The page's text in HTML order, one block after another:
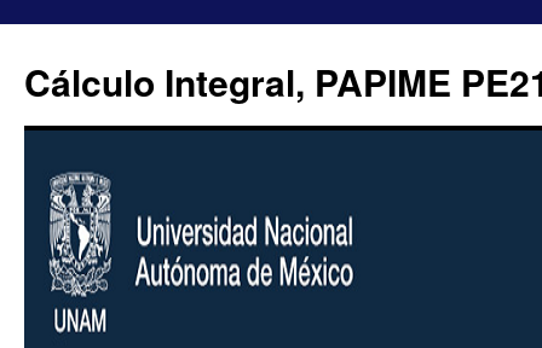
contenido
Cálculo Integral, PAPIME